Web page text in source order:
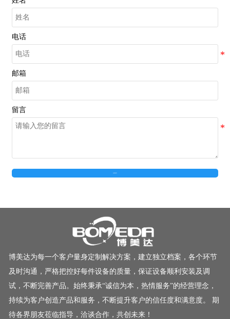
电话
邮箱
留言
博美达为每一个客户量身定制解决方案，建立独立档案，各个环节
及时沟通，严格把控好每件设备的质量，保证设备顺利安装及调
试，不断完善产品。始终秉承“诚信为本，热情服务”的经营理念，
持续为客户创造产品和服务，不断提升客户的信任度和满意度。 期
待各界朋友莅临指导，洽谈合作，共创未来！